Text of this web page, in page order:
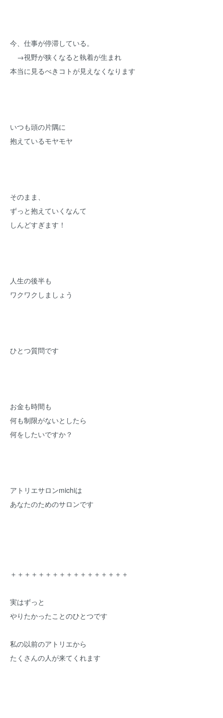
今、仕事が停滞している。
→視野が狭くなると執着が生まれ
本当に見るべきコトが見えなくなります
いつも頭の片隅に
抱えているモヤモヤ
そのまま、
ずっと抱えていくなんて
しんどすぎます！
人生の後半も
ワクワクしましょう
ひとつ質問です
お金も時間も
何も制限がないとしたら
何をしたいですか？
アトリエサロンmichiは
あなたのためのサロンです
＋＋＋＋＋＋＋＋＋＋＋＋＋＋＋＋＋
実はずっと
やりたかったことのひとつです
私の以前のアトリエから
たくさんの人が来てくれます